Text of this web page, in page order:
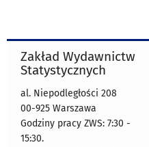
Zakład Wydawnictw
Statystycznych
al. Niepodległości 208
00-925 Warszawa
Godziny pracy ZWS: 7:30 -
15:30.